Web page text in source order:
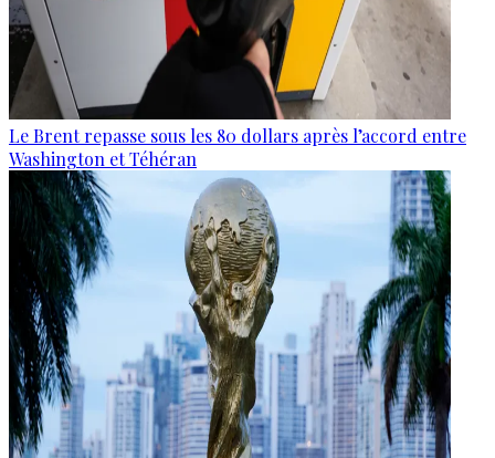
Le Brent repasse sous les 80 dollars après l’accord entre
Washington et Téhéran